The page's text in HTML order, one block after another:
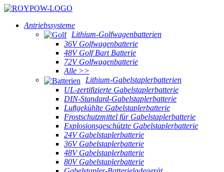
Antriebssysteme
Lithium-Golfwagenbatterien
36V Golfwagenbatterie
48V Golf Bart Batterie
72V Golfwagenbatterie
Alle >>
Lithium-Gabelstaplerbatterien
UL-zertifizierte Gabelstaplerbatterie
DIN-Standard-Gabelstaplerbatterie
Luftgekühlte Gabelstaplerbatterie
Frostschutzmittel für Gabelstaplerbatterie
Explosionsgeschützte Gabelstaplerbatterie
24V Gabelstaplerbatterie
36V Gabelstaplerbatterie
48V Gabelstaplerbatterie
80V Gabelstaplerbatterie